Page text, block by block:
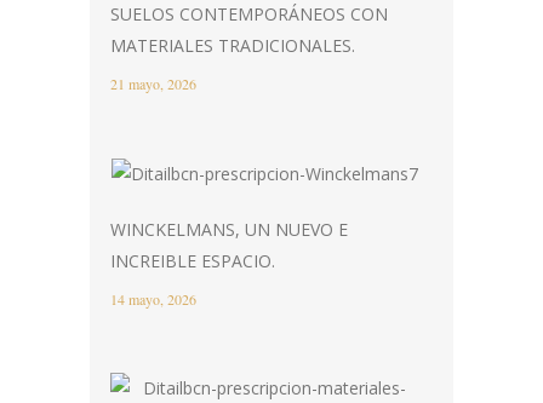
SUELOS CONTEMPORÁNEOS CON
MATERIALES TRADICIONALES.
21 mayo, 2026
WINCKELMANS, UN NUEVO E
INCREIBLE ESPACIO.
14 mayo, 2026